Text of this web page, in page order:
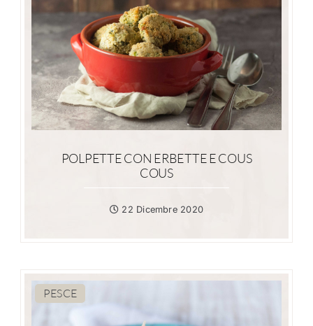
POLPETTE CON ERBETTE E COUS
COUS
22 Dicembre 2020
PESCE